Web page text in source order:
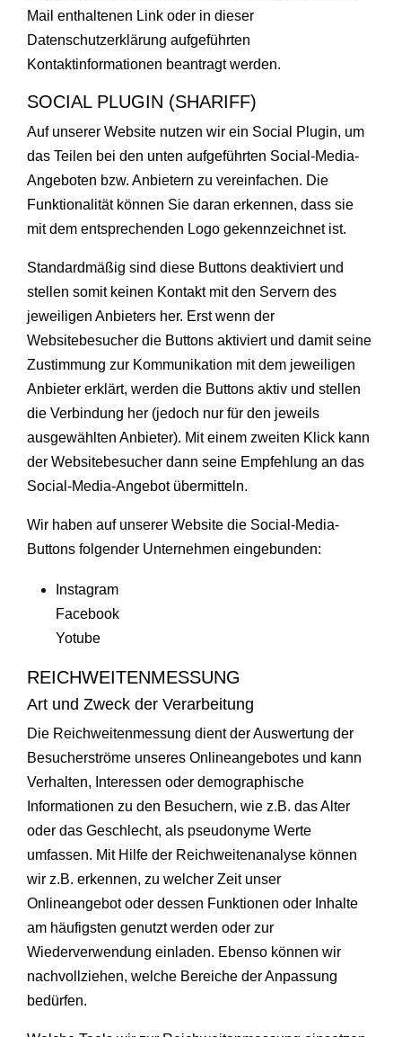
Mail enthaltenen Link oder in dieser
Datenschutzerklärung aufgeführten
Kontaktinformationen beantragt werden.
SOCIAL PLUGIN (SHARIFF)
Auf unserer Website nutzen wir ein Social Plugin, um
das Teilen bei den unten aufgeführten Social-Media-
Angeboten bzw. Anbietern zu vereinfachen. Die
Funktionalität können Sie daran erkennen, dass sie
mit dem entsprechenden Logo gekennzeichnet ist.
Standardmäßig sind diese Buttons deaktiviert und
stellen somit keinen Kontakt mit den Servern des
jeweiligen Anbieters her. Erst wenn der
Websitebesucher die Buttons aktiviert und damit seine
Zustimmung zur Kommunikation mit dem jeweiligen
Anbieter erklärt, werden die Buttons aktiv und stellen
die Verbindung her (jedoch nur für den jeweils
ausgewählten Anbieter). Mit einem zweiten Klick kann
der Websitebesucher dann seine Empfehlung an das
Social-Media-Angebot übermitteln.
Wir haben auf unserer Website die Social-Media-
Buttons folgender Unternehmen eingebunden:
Instagram
Facebook
Yotube
REICHWEITENMESSUNG
Art und Zweck der Verarbeitung
Die Reichweitenmessung dient der Auswertung der
Besucherströme unseres Onlineangebotes und kann
Verhalten, Interessen oder demographische
Informationen zu den Besuchern, wie z.B. das Alter
oder das Geschlecht, als pseudonyme Werte
umfassen. Mit Hilfe der Reichweitenanalyse können
wir z.B. erkennen, zu welcher Zeit unser
Onlineangebot oder dessen Funktionen oder Inhalte
am häufigsten genutzt werden oder zur
Wiederverwendung einladen. Ebenso können wir
nachvollziehen, welche Bereiche der Anpassung
bedürfen.